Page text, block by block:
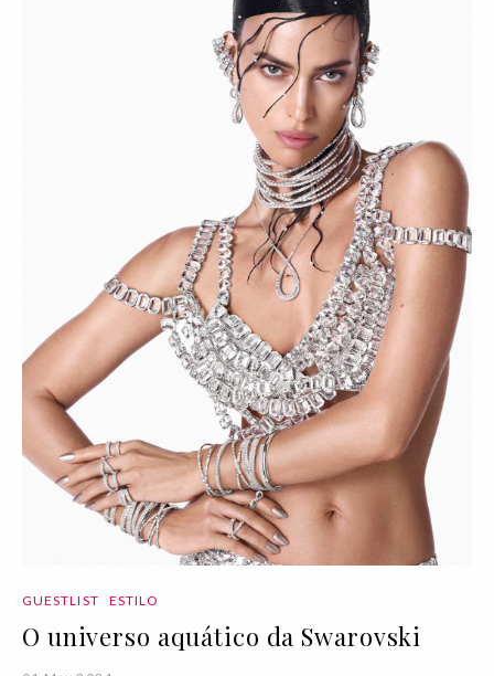
GUESTLIST ESTILO
O universo aquático da Swarovski